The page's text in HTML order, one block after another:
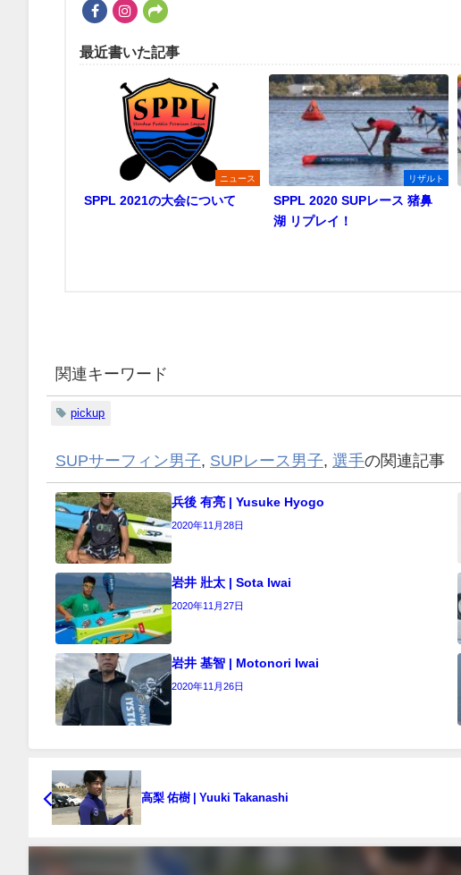
最近書いた記事
ニュース
SPPL 2021の大会について
リザルト
SPPL 2020 SUPレース 猪鼻
湖 リプレイ！
関連キーワード
pickup
SUPサーフィン男子, SUPレース男子, 選手の関連記事
兵後 有亮 | Yusuke Hyogo
2020年11月28日
岩井 壯太 | Sota Iwai
2020年11月27日
岩井 基智 | Motonori Iwai
2020年11月26日
高梨 佑樹 | Yuuki Takanashi